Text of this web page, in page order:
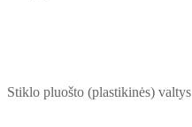
Stiklo pluošto (plastikinės) valtys